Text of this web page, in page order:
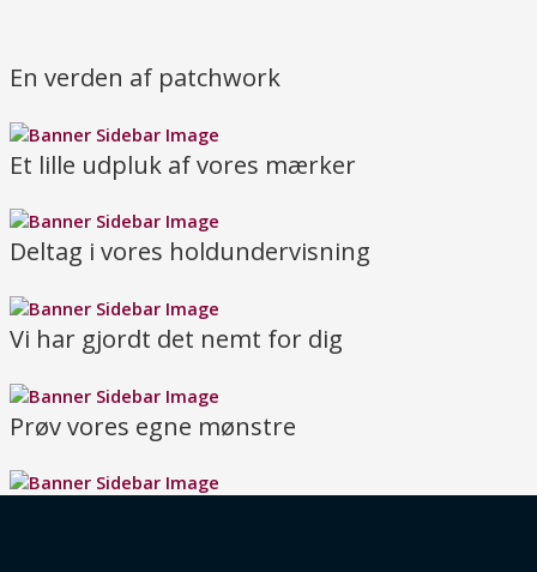
En verden af patchwork
Et lille udpluk af vores mærker
Deltag i vores holdundervisning
Vi har gjordt det nemt for dig
Prøv vores egne mønstre